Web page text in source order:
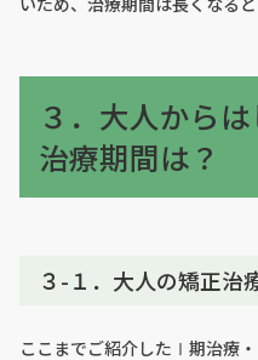
３．大人から
治療期間は？
３-１．大人の矯正治
ここまでご紹介したⅠ期治療